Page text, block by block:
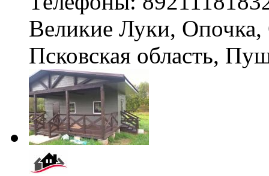
Великие Луки,
Псковская область,